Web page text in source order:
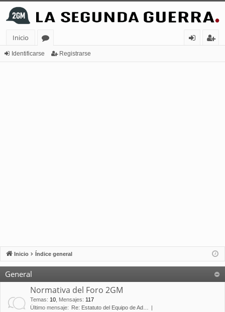
Inicio
or
Identificarse Registrarse
Inicio Índice general
General
Normativa del Foro 2GM
Temas: 10 Mensajes: 117
Último mensaje:
Re: Estatuto del Equipo de Ad…